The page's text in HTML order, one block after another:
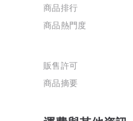
商品排行
商品熱門度
販售許可
商品摘要